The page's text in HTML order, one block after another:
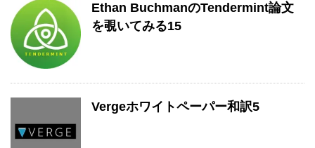
Ethan BuchmanのTendermint論文
を覗いてみる15
Vergeホワイトペーパー和訳5